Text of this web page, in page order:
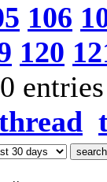
106
120